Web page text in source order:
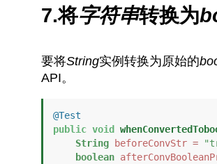
7.将字符串转换为
要将String实例转换为原始的
API。
@Test
public void
String
beforeConvStr =
boolean